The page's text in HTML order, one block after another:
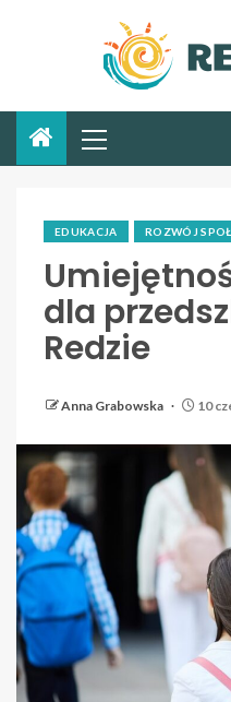
EDUKACJA ROZWÓJ
dla
Redzie
Anna Grabowska 10